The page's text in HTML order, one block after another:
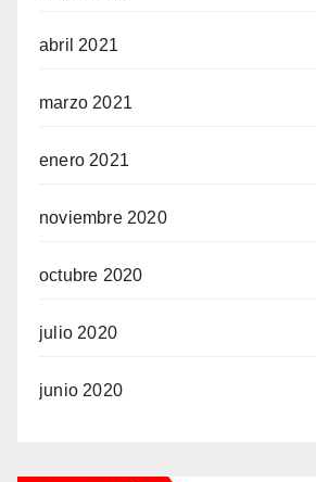
abril 2021
marzo 2021
enero 2021
noviembre 2020
octubre 2020
julio 2020
junio 2020